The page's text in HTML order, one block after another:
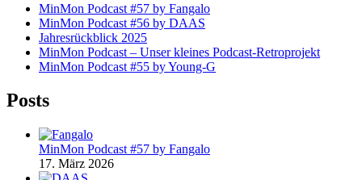
MinMon Podcast #57 by Fangalo
MinMon Podcast #56 by DAAS
Jahresrückblick 2025
MinMon Podcast – Unser kleines Podcast-Retroprojekt
MinMon Podcast #55 by Young-G
Posts
MinMon Podcast #57 by Fangalo
17. März 2026